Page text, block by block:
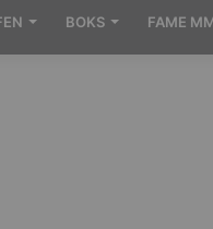
BOKS FAME